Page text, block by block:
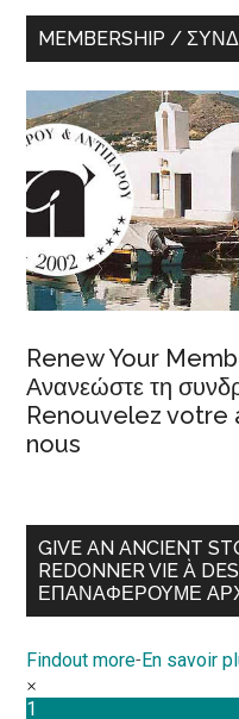
MEMBERSHIP /
Renew Your
Ανανεώστε τη
Renouvelez votre
nous
GIVE AN ANCIENT
REDONNER VIE À
ΕΠΑΝΑΦΈΡΟΥΜΕ
Findout more-En savoir